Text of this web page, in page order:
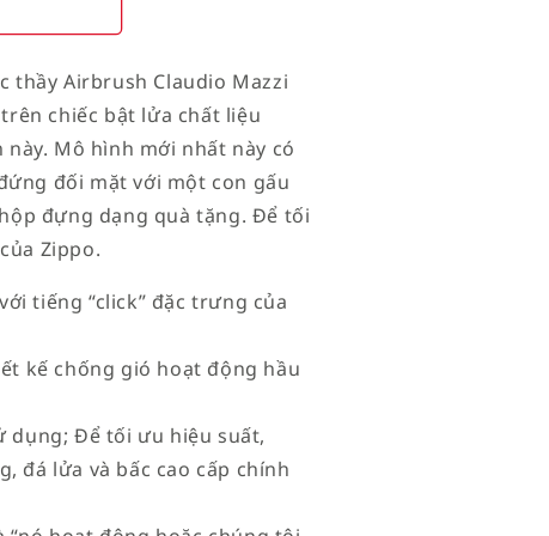
thầy Airbrush Claudio Mazzi
chiếc bật lửa chất liệu
Mô hình mới nhất này có
đối mặt với một con gấu
đựng dạng quà tặng. Để tối
Zippo.
tiếng “click” đặc trưng của
kế chống gió hoạt động hầu
dụng; Để tối ưu hiệu suất,
đá lửa và bấc cao cấp chính